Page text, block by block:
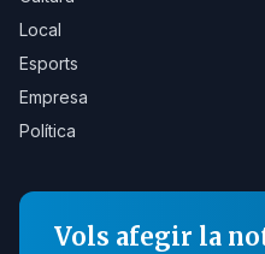
Local
Esports
Empresa
Política
Vols afegir la